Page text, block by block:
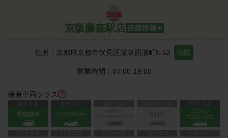
京阪藤森駅店
住所： 京都府京都市伏見区深草西浦町5-52 地図
営業時間： 07:00-19:00
保有車両クラス